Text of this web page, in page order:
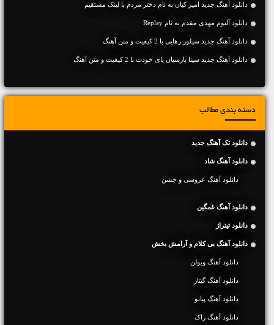
دانلود آهنگ جديد امیر کیان به نام دختر مردم با لینک مستقیم
دانلود آلبوم مهدی مقدم به نام Replay
دانلود آهنگ جديد سیلور رهایی با 2 کیفیت و متن آهنگ
دانلود آهنگ جديد سینا پارسیان پای خودت با 2 کیفیت و متن آهنگ
دسته بندی مطالب
دانلود تک آهنگ جدید
دانلود آهنگ شاد
دانلود آهنگ عروسی و جشن
دانلود آهنگ غمگین
دانلود تیتراژ
دانلود آهنگ بی کلام و آرامش بخش
دانلود آهنگ ویولن
دانلود آهنگ گیتار
دانلود آهنگ پیانو
دانلود آهنگ راک